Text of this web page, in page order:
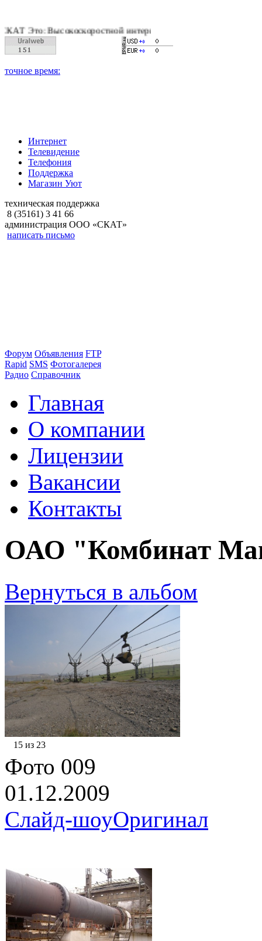
интернет, качественное цифровое и
Интернет
Телевидение
Телефония
Поддержка
Магазин Уют
техническая поддержка
8 (35161) 3 41 66
администрация ООО «СКАТ»
написать письмо
Форум Объявления FTP
Rapid SMS Фотогалерея
Радио Справочник
Главная
О компании
Лицензии
Вакансии
Контакты
ОАО "Комбинат
Вернуться в альбом
15 из 23
Фото 009
01.12.2009
Слайд-шоуОригинал